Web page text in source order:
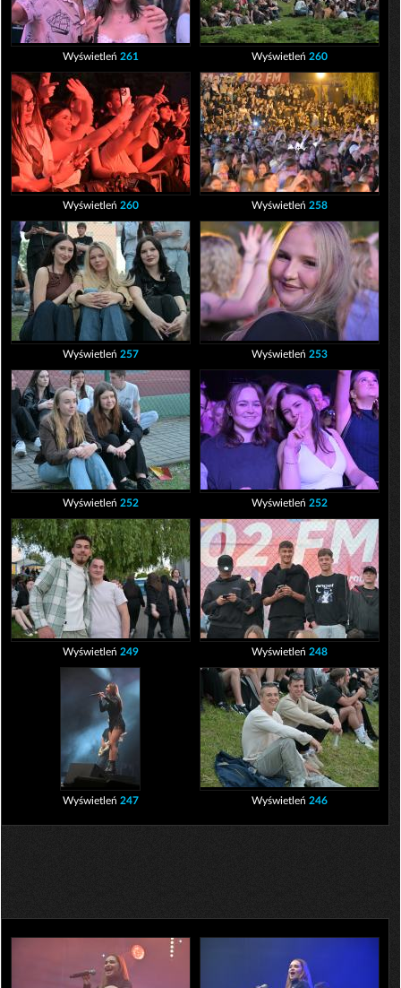
Wyświetleń 261 Wyświetleń 260
Wyświetleń 260 Wyświetleń 258
Wyświetleń 257 Wyświetleń 253
Wyświetleń 252 Wyświetleń 252
Wyświetleń 249 Wyświetleń 248
Wyświetleń 247 Wyświetleń 246